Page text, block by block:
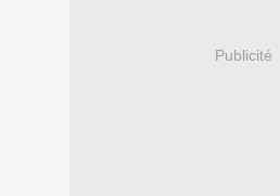
Publicité